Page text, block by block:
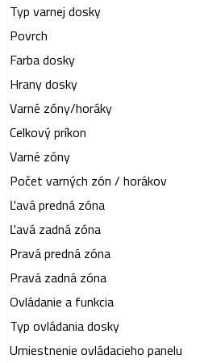
Typ varnej dosky
Povrch
Farba dosky
Hrany dosky
Varné zóny/horáky
Celkový príkon
Varné zóny
Počet varných zón / horákov
Ľavá predná zóna
Ľavá zadná zóna
Pravá predná zóna
Pravá zadná zóna
Ovládanie a funkcia
Typ ovládania dosky
Umiestnenie ovládacieho panelu